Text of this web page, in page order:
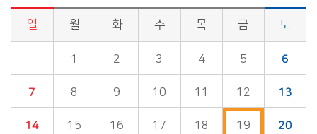
시정소식>시정 캘린더 게시판의 (2027년 11월) 달력형태로 일정명, 일정내용을 제공합니다.
일 월 화 수 목 금 토
1 2 3 4 5 6
7 8 9 10 11 12 13
14 15 16 17 18 19 20